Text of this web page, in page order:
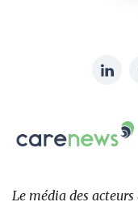
sur:
Carenews,
Le
des
Le média des acteurs